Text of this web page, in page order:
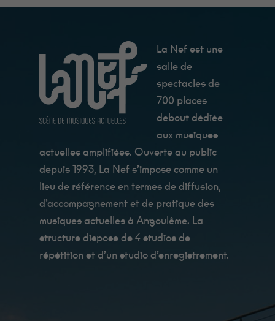
La Nef est une
salle de
spectacles de
700 places
debout dédiée
aux musiques
actuelles amplifiées. Ouverte au public
depuis 1993, La Nef s’impose comme un
lieu de référence en termes de diffusion,
d’accompagnement et de pratique des
musiques actuelles à Angoulême. La
structure dispose de 4 studios de
répétition et d’un studio d’enregistrement.
bon !
Statistiques
Afin que
nous
puissions
fonctionnalité
et la
structure du
site Web, en
manière dont
le site Web
est utilisé.
Expérience
Afin que notre